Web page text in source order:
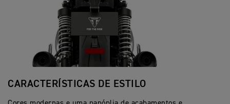
CARACTERÍSTICAS DE ESTILO